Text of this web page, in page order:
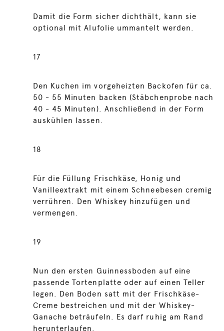
Damit die Form sicher dichthält, kann sie
optional mit Alufolie ummantelt werden.
17
Den Kuchen im vorgeheizten Backofen für ca.
50 - 55 Minuten backen (Stäbchenprobe nach
40 - 45 Minuten). Anschließend in der Form
auskühlen lassen.
18
Für die Füllung Frischkäse, Honig und
Vanilleextrakt mit einem Schneebesen cremig
verrühren. Den Whiskey hinzufügen und
vermengen.
19
Nun den ersten Guinnessboden auf eine
passende Tortenplatte oder auf einen Teller
legen. Den Boden satt mit der Frischkäse-
Creme bestreichen und mit der Whiskey-
Ganache beträufeln. Es darf ruhig am Rand
herunterlaufen.